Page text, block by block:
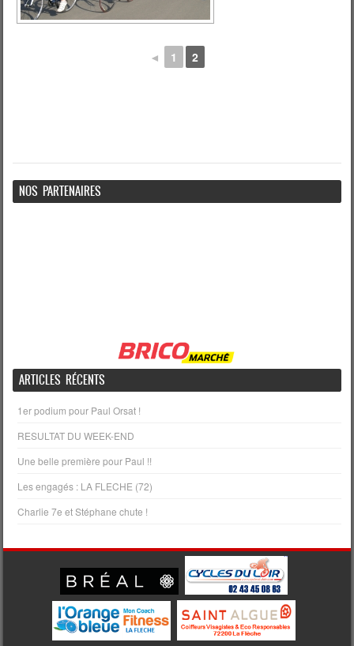
◄ 1 2
NOS PARTENAIRES
ARTICLES RÉCENTS
1er podium pour Paul Orsat !
RESULTAT DU WEEK-END
Une belle première pour Paul !!
Les engagés : LA FLECHE (72)
Charlie 7e et Stéphane chute !